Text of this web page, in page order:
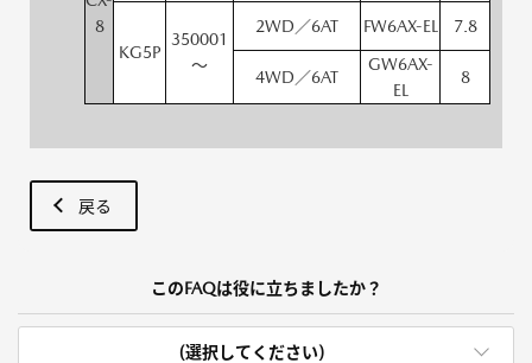
8
KG5P
350001
～
2WD／6AT FW6AX-EL 7.8
4WD／6AT
GW6AX-
EL
8
戻る
このFAQは役に立ちましたか？
(選択してください)